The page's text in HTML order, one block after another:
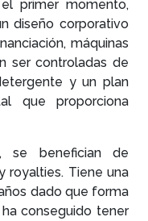
primer momento,
diseño corporativo
máquinas
ser controladas de
y un plan
que proporciona
se benefician de
royalties. Tiene una
dado que forma
conseguido tener